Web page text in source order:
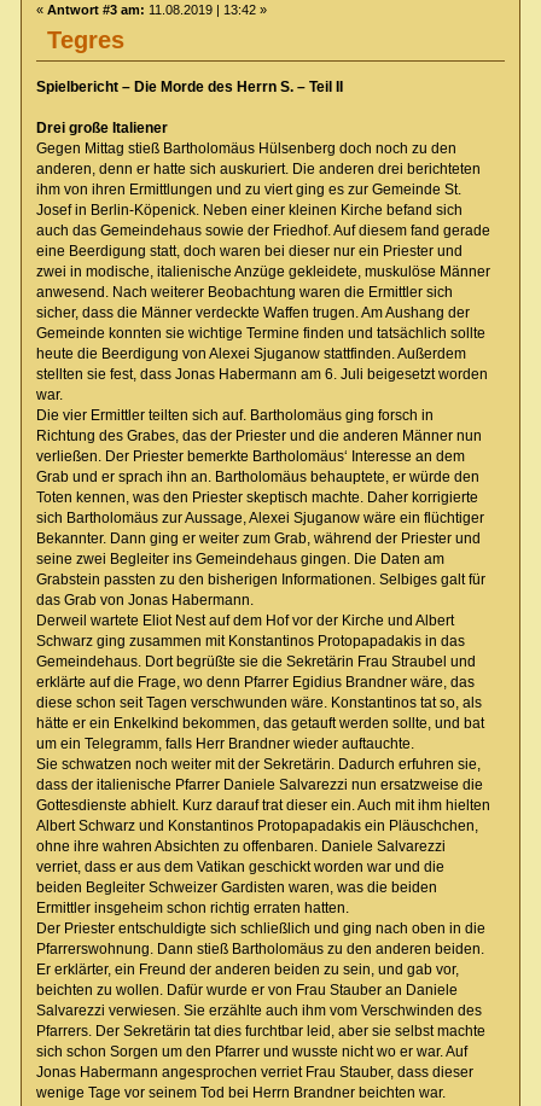
Tegres
« Antwort #3 am: 11.08.2019 | 13:42 »
Spielbericht – Die Morde des Herrn S. –Teil II
Drei große Italiener
Gegen Mittag stieß Bartholomäus Hülsenberg doch noch zu den
anderen, denn er hatte sich auskuriert. Die anderen drei berichteten
ihm von ihren Ermittlungen und zu viert ging es zur Gemeinde St.
Josef in Berlin-Köpenick. Neben einer kleinen Kirche befand sich
auch das Gemeindehaus sowie der Friedhof. Auf diesem fand gerade
eine Beerdigung statt, doch waren bei dieser nur ein Priester und
zwei in modische, italienische Anzüge gekleidete, muskulöse Männer
anwesend. Nach weiterer Beobachtung waren die Ermittler sich
sicher, dass die Männer verdeckte Waffen trugen. Am Aushang der
Gemeinde konnten sie wichtige Termine finden und tatsächlich sollte
heute die Beerdigung von Alexei Sjuganow stattfinden. Außerdem
stellten sie fest, dass Jonas Habermann am 6. Juli beigesetzt worden
war.
Die vier Ermittler teilten sich auf. Bartholomäus ging forsch in
Richtung des Grabes, das der Priester und die anderen Männer nun
verließen. Der Priester bemerkte Bartholomäus‘ Interesse an dem
Grab und er sprach ihn an. Bartholomäus behauptete, er würde den
Toten kennen, was den Priester skeptisch machte. Daher korrigierte
sich Bartholomäus zur Aussage, Alexei Sjuganow wäre ein flüchtiger
Bekannter. Dann ging er weiter zum Grab, während der Priester und
seine zwei Begleiter ins Gemeindehaus gingen. Die Daten am
Grabstein passten zu den bisherigen Informationen. Selbiges galt für
das Grab von Jonas Habermann.
Derweil wartete Eliot Nest auf dem Hof vor der Kirche und Albert
Schwarz ging zusammen mit Konstantinos Protopapadakis in das
Gemeindehaus. Dort begrüßte sie die Sekretärin Frau Straubel und
erklärte auf die Frage, wo denn Pfarrer Egidius Brandner wäre, das
diese schon seit Tagen verschwunden wäre. Konstantinos tat so, als
hätte er ein Enkelkind bekommen, das getauft werden sollte, und bat
um ein Telegramm, falls Herr Brandner wieder auftauchte.
Sie schwatzen noch weiter mit der Sekretärin. Dadurch erfuhren sie,
dass der italienische Pfarrer Daniele Salvarezzi nun ersatzweise die
Gottesdienste abhielt. Kurz darauf trat dieser ein. Auch mit ihm hielten
Albert Schwarz und Konstantinos Protopapadakis ein Pläuschchen,
ohne ihre wahren Absichten zu offenbaren. Daniele Salvarezzi
verriet, dass er aus dem Vatikan geschickt worden war und die
beiden Begleiter Schweizer Gardisten waren, was die beiden
Ermittler insgeheim schon richtig erraten hatten.
Der Priester entschuldigte sich schließlich und ging nach oben in die
Pfarrerswohnung. Dann stieß Bartholomäus zu den anderen beiden.
Er erklärter, ein Freund der anderen beiden zu sein, und gab vor,
beichten zu wollen. Dafür wurde er von Frau Stauber an Daniele
Salvarezzi verwiesen. Sie erzählte auch ihm vom Verschwinden des
Pfarrers. Der Sekretärin tat dies furchtbar leid, aber sie selbst machte
sich schon Sorgen um den Pfarrer und wusste nicht wo er war. Auf
Jonas Habermann angesprochen verriet Frau Stauber, dass dieser
wenige Tage vor seinem Tod bei Herrn Brandner beichten war.